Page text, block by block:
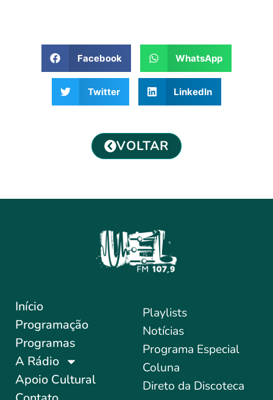
Facebook WhatsApp
Twitter LinkedIn
VOLTAR
Início
Programação
Programas
A Rádio
Apoio Cultural
Playlists
Notícias
Programa Especial
Coluna
Direto da Discoteca